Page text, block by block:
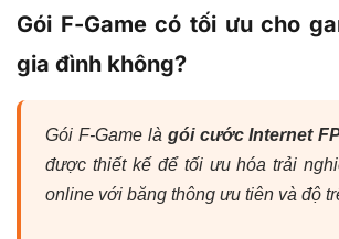
Gói F-Game có tối ưu cho
gia đình không?
Gói F-Game là gói cước Internet
được thiết kế để tối ưu hóa trải
online với băng thông ưu tiên và độ